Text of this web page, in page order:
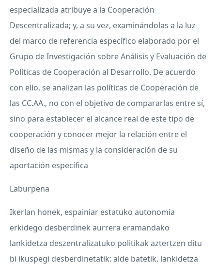
especializada atribuye a la Cooperación
Descentralizada; y, a su vez, examinándolas a la luz
del marco de referencia específico elaborado por el
Grupo de Investigación sobre Análisis y Evaluación de
Políticas de Cooperación al Desarrollo. De acuerdo
con ello, se analizan las políticas de Cooperación de
las CC.AA., no con el objetivo de compararlas entre sí,
sino para establecer el alcance real de este tipo de
cooperación y conocer mejor la relación entre el
diseño de las mismas y la consideración de su
aportación específica
Laburpena
Ikerlan honek, espainiar estatuko autonomia
erkidego desberdinek aurrera eramandako
lankidetza deszentralizatuko politikak aztertzen ditu
bi ikuspegi desberdinetatik: alde batetik, lankidetza